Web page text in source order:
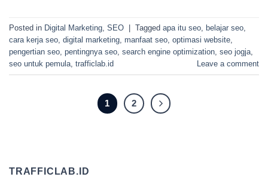
Posted in Digital Marketing SEO | Tagged apa itu seo belajar seo
cara kerja seo digital marketing manfaat seo optimasi website
pengertian seo pentingnya seo search engine optimization seo jogja
seo untuk pemula trafficlab.id Leave a comment
1 2
TRAFFICLAB.ID